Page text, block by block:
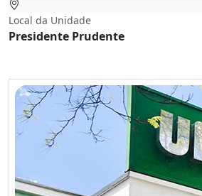
Local da Unidade
Presidente Prudente